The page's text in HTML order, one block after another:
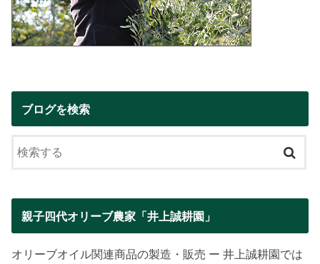
ブログを検索
親子四代オリーブ農家「井上誠耕園」
オリーブオイル関連商品の製造・販売 ー 井上誠耕園では